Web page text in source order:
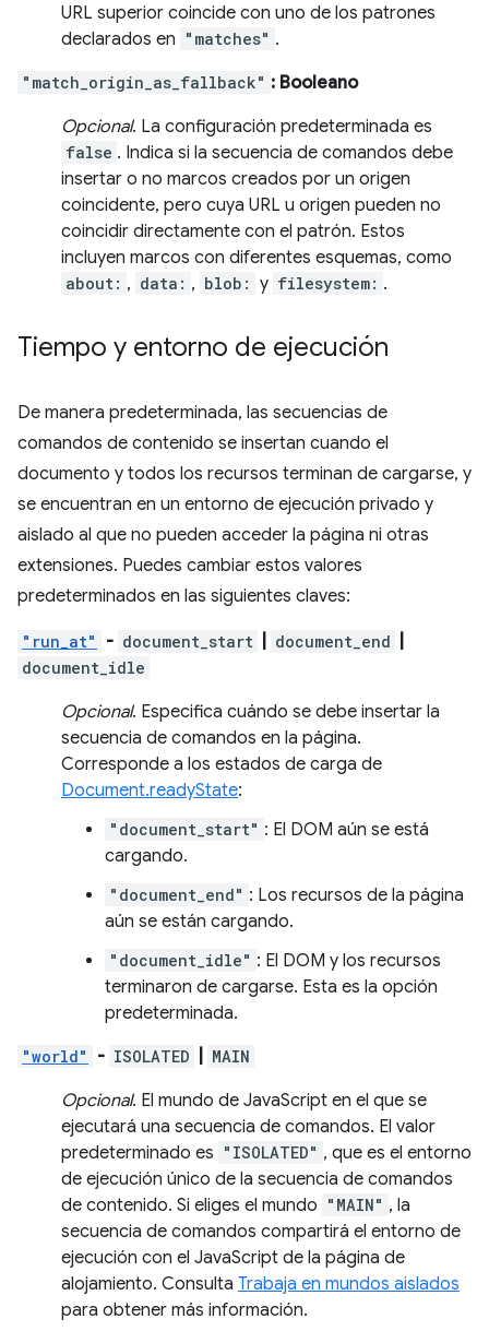
URL superior coincide con uno de los patrones
declarados en "matches" .
"match_origin_as_fallback" : Booleano
Opcional. La configuración predeterminada es
false . Indica si la secuencia de comandos debe
insertar o no marcos creados por un origen
coincidente, pero cuya URL u origen pueden no
coincidir directamente con el patrón. Estos
incluyen marcos con diferentes esquemas, como
about: , data: , blob: y filesystem: .
Tiempo y entorno de ejecución
De manera predeterminada, las secuencias de
comandos de contenido se insertan cuando el
documento y todos los recursos terminan de cargarse, y
se encuentran en un entorno de ejecución privado y
aislado al que no pueden acceder la página ni otras
extensiones. Puedes cambiar estos valores
predeterminados en las siguientes claves:
"run_at" - document_start document_end
document_idle
Opcional. Especifica cuándo se debe insertar la
secuencia de comandos en la página.
Corresponde a los estados de carga de
Document.readyState:
"document_start" : El DOM aún se está
cargando.
"document_end" : Los recursos de la página
aún se están cargando.
"document_idle" : El DOM y los recursos
terminaron de cargarse. Esta es la opción
predeterminada.
"world" - ISOLATED MAIN
Opcional. El mundo de JavaScript en el que se
ejecutará una secuencia de comandos. El valor
predeterminado es "ISOLATED" , que es el entorno
de ejecución único de la secuencia de comandos
de contenido. Si eliges el mundo "MAIN" , la
secuencia de comandos compartirá el entorno de
ejecución con el JavaScript de la página de
alojamiento. Consulta Trabaja en mundos aislados
para obtener más información.